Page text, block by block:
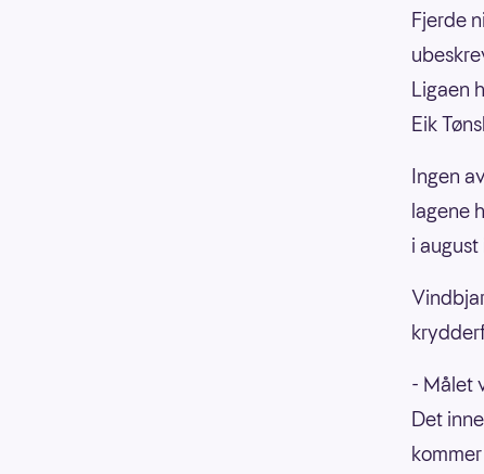
Fjerde
Ligaen
Eik
Ingen
lagene
i august
- Målet
Det